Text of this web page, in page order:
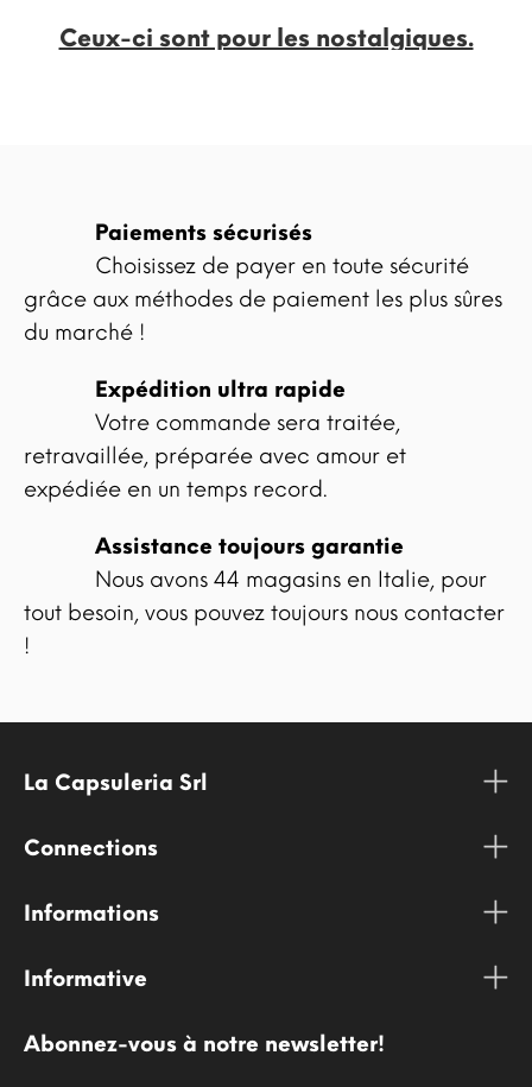
Ceux-ci sont pour les nostalgiques.
Paiements sécurisés
Choisissez de payer en toute sécurité
grâce aux méthodes de paiement les plus sûres
du marché !
Expédition ultra rapide
Votre commande sera traitée,
retravaillée, préparée avec amour et
expédiée en un temps record.
Assistance toujours garantie
Nous avons 44 magasins en Italie, pour
tout besoin, vous pouvez toujours nous contacter
!
La Capsuleria Srl
Connections
Informations
Informative
Abonnez-vous à notre newsletter!